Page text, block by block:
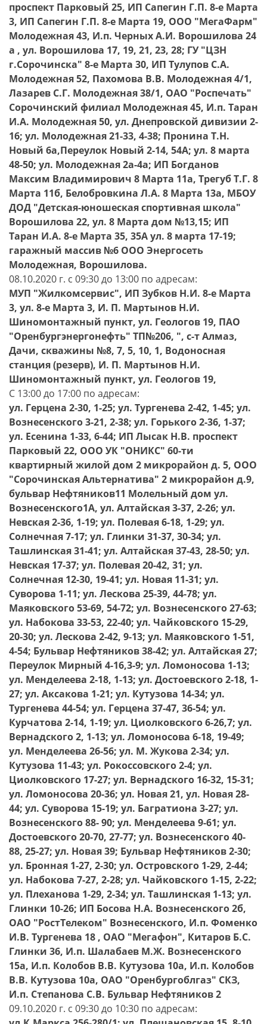
проспект Парковый 25, ИП Сапегин Г.П. 8-е Марта
3, ИП Сапегин Г.П. 8-е Марта 19, ООО "МегаФарм"
Молодежная 43, И.п. Черных А.И. Ворошилова 24
а , ул. Ворошилова 17, 19, 21, 23, 28; ГУ "ЦЗН
г.Сорочинска" 8-е Марта 30, ИП Тулупов С.А.
Молодежная 52, Пахомова В.В. Молодежная 4/1,
Лазарев С.Г. Молодежная 38/1, ОАО "Роспечать"
Сорочинский филиал Молодежная 45, И.п. Таран
И.А. Молодежная 50, ул. Днепровской дивизии 2-
16; ул. Молодежная 21-33, 4-38; Пронина Т.Н.
Новый 6а,Переулок Новый 2-14, 54А; ул. 8 марта
48-50; ул. Молодежная 2а-4а; ИП Богданов
Максим Владимирович 8 Марта 11а, Трегуб Т.Г. 8
Марта 11б, Белобровкина Л.А. 8 Марта 13а, МБОУ
ДОД "Детская-юношеская спортивная школа"
Ворошилова 22, ул. 8 Марта дом №13,15; ИП
Таран И.А. 8-е Марта 35, 35А ул. 8 марта 17-19;
гаражный массив №6 ООО Энергосеть
Молодежная, Ворошилова.
08.10.2020 г. с 09:30 до 13:00 по адресам:
МУП "Жилкомсервис", ИП Зубков Н.И. 8-е Марта
3, ул. 8-е Марта 3, И. П. Мартынов Н.И.
Шиномонтажный пункт, ул. Геологов 19, ПАО
"Оренбургэнергонефть" ТП№206, ", с-т Алмаз,
Дачи, скважины №8, 7, 5, 10, 1, Водоносная
станция (резерв), И. П. Мартынов Н.И.
Шиномонтажный пункт, ул. Геологов 19,
С 13:00 до 17:00 по адресам:
ул. Герцена 2-30, 1-25; ул. Тургенева 2-42, 1-45; ул.
Вознесенского 3-21, 2-38; ул. Горького 2-36, 1-37;
ул. Есенина 1-33, 6-44; ИП Лысак Н.В. проспект
Парковый 22, ООО УК "ОНИКС" 60-ти
квартирный жилой дом 2 микрорайон д. 5, ООО
"Сорочинская Альтернатива" 2 микрорайон д.9,
бульвар Нефтяников11 Молельный дом ул.
Вознесенского1А, ул. Алтайская 3-37, 2-26; ул.
Невская 2-36, 1-19; ул. Полевая 6-18, 1-29; ул.
Солнечная 7-17; ул. Глинки 31-37, 30-34; ул.
Ташлинская 31-41; ул. Алтайская 37-43, 28-50; ул.
Невская 17-37; ул. Полевая 20-42, 31; ул.
Солнечная 12-30, 19-41; ул. Новая 11-31; ул.
Суворова 1-11; ул. Лескова 25-39, 44-78; ул.
Маяковского 53-69, 54-72; ул. Вознесенского 27-63;
ул. Набокова 33-53, 22-40; ул. Чайковского 15-29,
20-30; ул. Лескова 2-42, 9-13; ул. Маяковского 1-51,
4-54; Бульвар Нефтяников 38-42; ул. Алтайская 27;
Переулок Мирный 4-16,3-9; ул. Ломоносова 1-13;
ул. Менделеева 2-18, 1-13; ул. Достоевского 2-18, 1-
27; ул. Аксакова 1-21; ул. Кутузова 14-34; ул.
Тургенева 44-54; ул. Герцена 37-47, 36-54; ул.
Курчатова 2-14, 1-19; ул. Циолковского 6-26,7; ул.
Вернадского 2, 1-13; ул. Ломоносова 6-18, 19-49;
ул. Менделеева 26-56; ул. М. Жукова 2-34; ул.
Кутузова 11-43; ул. Рокоссовского 2-4; ул.
Циолковского 17-27; ул. Вернадского 16-32, 15-31;
ул. Ломоносова 20-36; ул. Новая 21, ул. Новая 28-
44; ул. Суворова 15-19; ул. Багратиона 3-27; ул.
Вознесенского 88- 90; ул. Менделеева 9-61; ул.
Достоевского 20-70, 27-77; ул. Вознесенского 40-
88, 25-27; ул. Новая 39; Бульвар Нефтяников 2-30;
ул. Бронная 1-27, 2-30; ул. Островского 1-29, 2-44;
ул. Набокова 7-27, 2-28; ул. Чайковского 1-15, 2-22;
ул. Плеханова 1-29, 2-34; ул. Ташлинская 1-13; ул.
Глинки 10-26; ИП Босова Н.А. Вознесенского 2б,
ОАО "РостТелеком" Вознесенского, И.п. Фоменко
И.В. Тургенева 18 , ОАО "Мегафон", Китаров Б.С.
Глинки 36, И.п. Шалабаев М.Ж. Вознесенского
15а, И.п. Колобов В.В. Кутузова 10а, И.п. Колобов
В.В. Кутузова 10а, ОАО "Оренбургоблгаз" СКЗ,
И.п. Степанова С.В. Бульвар Нефтяников 2
09.10.2020 г. с 09:30 до 10:30 по адресам: